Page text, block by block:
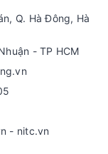
Q. Hà Đông, Hà
- TP HCM
- nitc.vn